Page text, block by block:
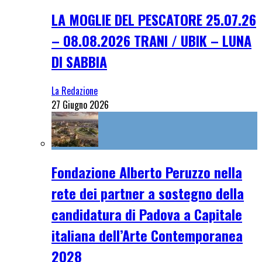
LA MOGLIE DEL PESCATORE 25.07.26
– 08.08.2026 TRANI / UBIK – LUNA
DI SABBIA
La Redazione
27 Giugno 2026
Fondazione Alberto Peruzzo nella
rete dei partner a sostegno della
candidatura di Padova a Capitale
italiana dell’Arte Contemporanea
2028